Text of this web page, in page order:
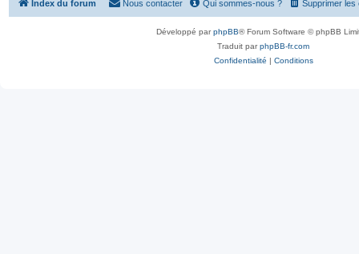
Index du forum Supprimer les
Qui sommes-nous ?
Nous contacter
Développé parphpBB® Forum Software © phpBB
Traduit parphpBB-fr.com
Confidentialité | Conditions